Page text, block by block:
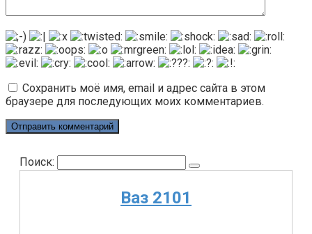
Сохранить моё имя, email и адрес сайта в этом
браузере для последующих моих комментариев.
Поиск:
Ваз 2101